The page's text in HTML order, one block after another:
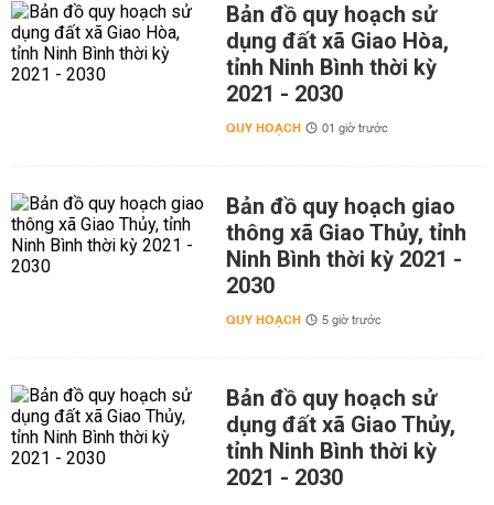
Bản đồ quy hoạch sử
dụng đất xã Giao Hòa,
tỉnh Ninh Bình thời kỳ
2021 - 2030
QUY HOẠCH 01 giờ trước
Bản đồ quy hoạch giao
thông xã Giao Thủy, tỉnh
Ninh Bình thời kỳ 2021 -
2030
QUY HOẠCH 5 giờ trước
Bản đồ quy hoạch sử
dụng đất xã Giao Thủy,
tỉnh Ninh Bình thời kỳ
2021 - 2030